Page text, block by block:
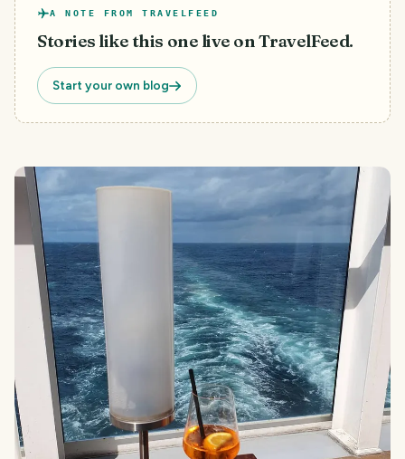
A NOTE FROM TRAVELFEED
Stories like this one live on TravelFeed.
Start your own blog